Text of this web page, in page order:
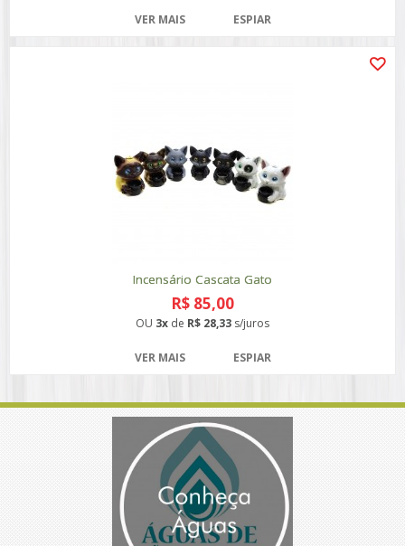
VER MAIS ESPIAR
Incensário Cascata Gato
R$ 85,00
OU 3x de R$ 28,33 s/juros
VER MAIS ESPIAR